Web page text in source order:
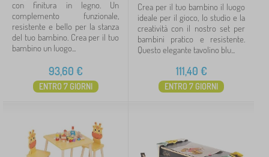
con finitura in legno. Un
complemento funzionale,
resistente e bello per la stanza
del tuo bambino. Crea per il tuo
bambino un luogo...
93,60 €
ENTRO 7 GIORNI
Crea per il tuo bambino il luogo
ideale per il gioco, lo studio e la
creatività con il nostro set per
bambini pratico e resistente.
Questo elegante tavolino blu...
111,40 €
ENTRO 7 GIORNI